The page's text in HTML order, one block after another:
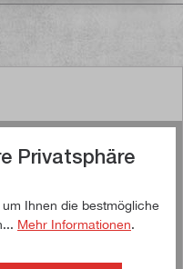
Privatsphäre
Ihnen die bestmögliche
Mehr Informationen.